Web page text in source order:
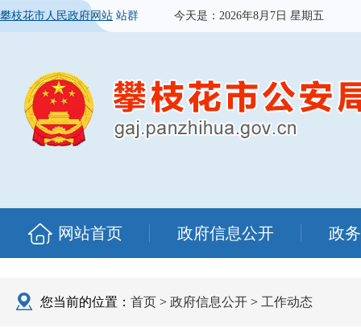
攀枝花市人民政府网站 站群 今天是： 2026年8月7日 星期五
网站首页 政府信息公开 政
您当前的位置： 首页 > 政府信息公开 > 工作动态